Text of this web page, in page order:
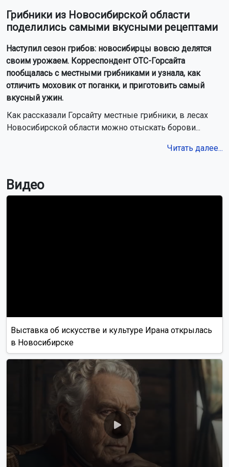
Грибники из Новосибирской области
поделились самыми вкусными рецептами
Наступил сезон грибов: новосибирцы вовсю делятся
своим урожаем. Корреспондент ОТС-Горсайта
пообщалась с местными грибниками и узнала, как
отличить моховик от поганки, и приготовить самый
вкусный ужин.
Как рассказали Горсайту местные грибники, в лесах
Новосибирской области можно отыскать борови...
Читать далее...
Видео
Выставка об искусстве и культуре Ирана открылась
в Новосибирске